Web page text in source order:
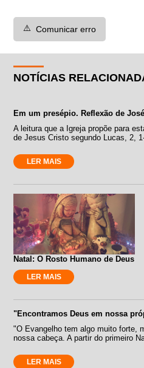
⚠️ Comunicar erro
NOTÍCIAS
Em um presépio. Reflexão de
A leitura que a Igreja propõe para
de Jesus Cristo segundo Lucas, 2,
LER MAIS
Natal: O Rosto Humano de Deus
LER MAIS
"Encontramos Deus em nossa
"O Evangelho tem algo muito forte,
nossa cabeça. A partir do primeiro
LER MAIS